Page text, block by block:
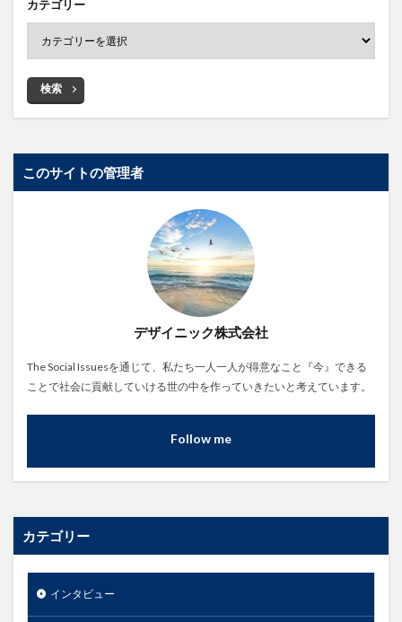
カテゴリー
検索
このサイトの管理者
デザイニック株式会社
The Social Issuesを通じて、私たち一人一人が得意なこと『今』できる
ことで社会に貢献していける世の中を作っていきたいと考えています。
Follow me
カテゴリー
インタビュー